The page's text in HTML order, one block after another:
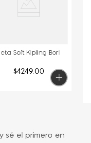
Soft Kipling Bori
$4249.00
sé el primero en